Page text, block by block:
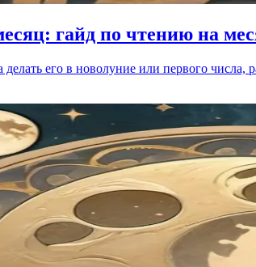
гайд по чтению на
делать его в новолуние или первого